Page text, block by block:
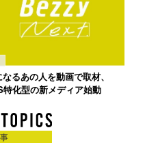
るあの人を動画で取材、
特化型の新メディア始動